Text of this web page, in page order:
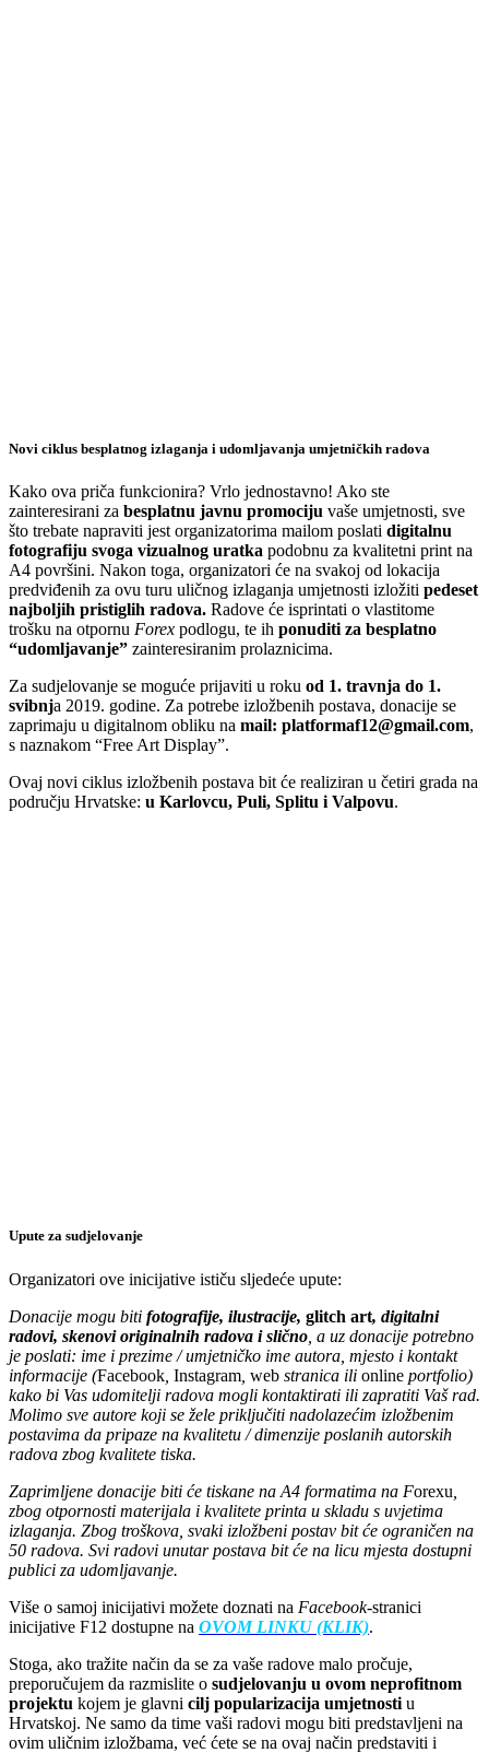
Novi ciklus besplatnog izlaganja i udomljavanja umjetničkih radova
Kako ova priča funkcionira? Vrlo jednostavno! Ako ste
zainteresirani za besplatnu javnu promociju vaše umjetnosti, sve
što trebate napraviti jest organizatorima mailom poslati digitalnu
fotografiju svoga vizualnog uratka podobnu za kvalitetni print na
A4 površini. Nakon toga, organizatori će na svakoj od lokacija
predviđenih za ovu turu uličnog izlaganja umjetnosti izložiti pedeset
najboljih pristiglih radova. Radove će isprintati o vlastitome
trošku na otpornu Forex podlogu, te ih ponuditi za besplatno
“udomljavanje” zainteresiranim prolaznicima.
Za sudjelovanje se moguće prijaviti u roku od 1. travnja do 1.
svibnja 2019. godine. Za potrebe izložbenih postava, donacije se
zaprimaju u digitalnom obliku na mail: platformaf12@gmail.com,
s naznakom “Free Art Display”.
Ovaj novi ciklus izložbenih postava bit će realiziran u četiri grada na
području Hrvatske: u Karlovcu, Puli, Splitu i Valpovu.
Upute za sudjelovanje
Organizatori ove inicijative ističu sljedeće upute:
Donacije mogu biti fotografije, ilustracije, glitch art, digitalni
radovi, skenovi originalnih radova i slično , a uz donacije potrebno
je poslati: ime i prezime / umjetničko ime autora, mjesto i kontakt
informacije (Facebook Instagram web stranica ili online portfolio)
kako bi Vas udomitelji radova mogli kontaktirati ili zapratiti Vaš rad.
Molimo sve autore koji se žele priključiti nadolazećim izložbenim
postavima da pripaze na kvalitetu / dimenzije poslanih autorskih
radova zbog kvalitete tiska.
Zaprimljene donacije biti će tiskane na A4 formatima na Forexu
zbog otpornosti materijala i kvalitete printa u skladu s uvjetima
izlaganja. Zbog troškova, svaki izložbeni postav bit će ograničen na
50 radova. Svi radovi unutar postava bit će na licu mjesta dostupni
publici za udomljavanje.
Više o samoj inicijativi možete doznati na Facebook-stranici
inicijative F12 dostupne na OVOM LINKU (KLIK).
Stoga, ako tražite način da se za vaše radove malo pročuje,
preporučujem da razmislite o sudjelovanju u ovom neprofitnom
projektu kojem je glavni cilj popularizacija umjetnosti u
Hrvatskoj. Ne samo da time vaši radovi mogu biti predstavljeni na
ovim uličnim izložbama, već ćete se na ovaj način predstaviti i